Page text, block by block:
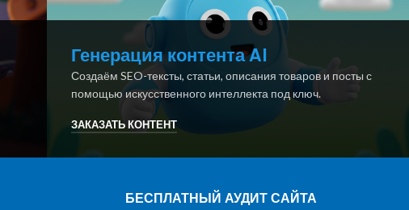
Генерация контента AI
Создаём SEO-тексты, статьи, описания товаров и посты с
помощью искусственного интеллекта под ключ.
ЗАКАЗАТЬ КОНТЕНТ
БЕСПЛАТНЫЙ АУДИТ САЙТА